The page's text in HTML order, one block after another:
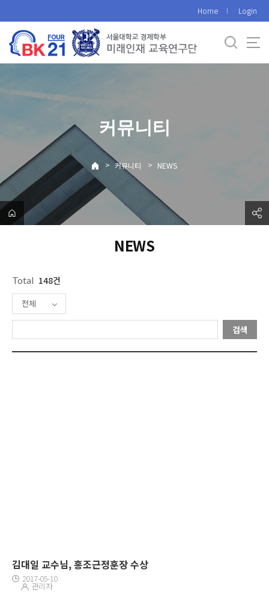
로
메
Home Login
커뮤니티
> 커뮤니티 > NEWS
NEWS
Total 148건
전체
검색
김대일 교수님, 홍조근정훈장 수상
2017-05-10
관리자